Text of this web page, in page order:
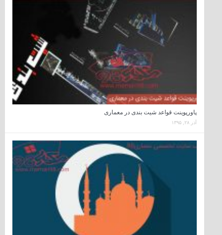
پاورپوینت قواعد شیت بندی در معماری
آذر ۲۸, ۱۳۹۵